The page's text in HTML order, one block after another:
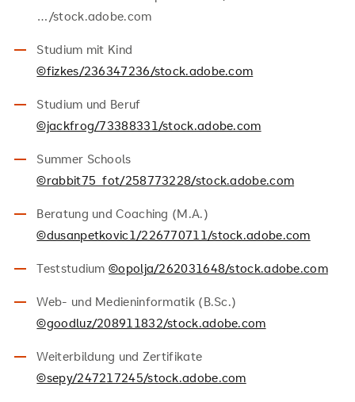
…/stock.adobe.com
Studium mit Kind
©fizkes/236347236/stock.adobe.com
Studium und Beruf
©jackfrog/73388331/stock.adobe.com
Summer Schools
©rabbit75_fot/258773228/stock.adobe.com
Beratung und Coaching (M.A.)
©dusanpetkovic1/226770711/stock.adobe.com
Teststudium©opolja/262031648/stock.adobe.com
Web- und Medieninformatik (B.Sc.)
©goodluz/208911832/stock.adobe.com
Weiterbildung und Zertifikate
©sepy/247217245/stock.adobe.com